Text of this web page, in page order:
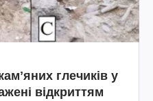
глечиків у
відкриттям